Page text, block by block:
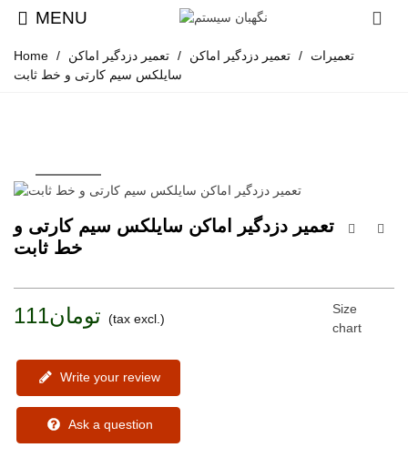
MENU
Home / تعمیرات / تعمیر دزدگیر اماکن / تعمیر دزدگیر اماکن
سایلکس سیم کارتی و خط ثابت
تعمیر دزدگیر اماکن سایلکس سیم کارتی و
خط ثابت
تومان111 (tax excl.)
Write your review
Ask a question
Size
chart